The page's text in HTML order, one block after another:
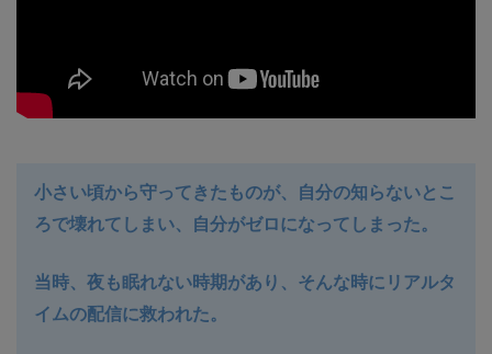
小さい頃から守ってきたものが、自分の知らないとこ
ろで壊れてしまい、自分がゼロになってしまった。
当時、夜も眠れない時期があり、そんな時にリアルタ
イムの配信に救われた。